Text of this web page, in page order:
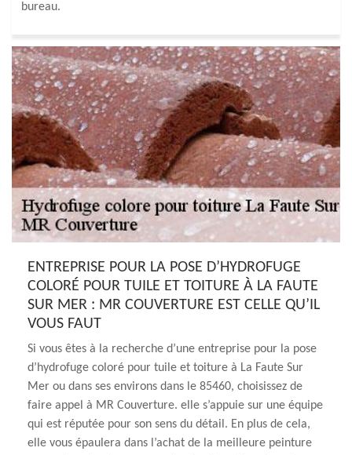
bureau.
ENTREPRISE POUR LA POSE D’HYDROFUGE
COLORÉ POUR TUILE ET TOITURE À LA FAUTE
SUR MER : MR COUVERTURE EST CELLE QU’IL
VOUS FAUT
Si vous êtes à la recherche d’une entreprise pour la pose
d’hydrofuge coloré pour tuile et toiture à La Faute Sur
Mer ou dans ses environs dans le 85460, choisissez de
faire appel à MR Couverture. elle s’appuie sur une équipe
qui est réputée pour son sens du détail. En plus de cela,
elle vous épaulera dans l’achat de la meilleure peinture